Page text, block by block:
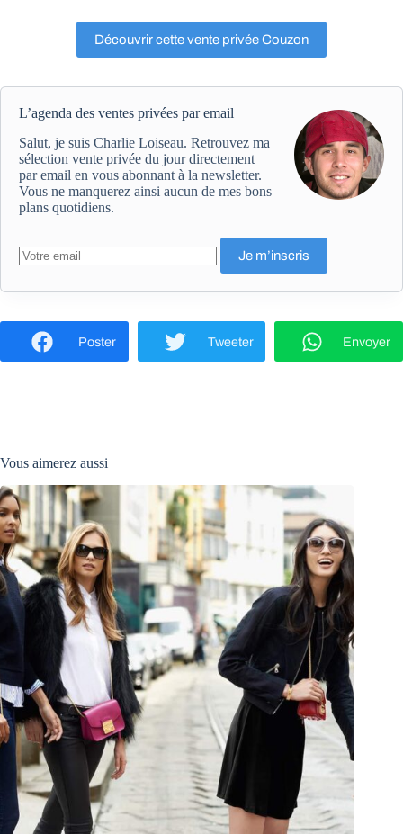
Découvrir cette vente privée Couzon
L’agenda des ventes privées par email
Salut, je suis Charlie Loiseau. Retrouvez ma
sélection vente privée du jour directement
par email en vous abonnant à la newsletter.
Vous ne manquerez ainsi aucun de mes bons
plans quotidiens.
Poster Tweeter Envoyer
Vous aimerez aussi